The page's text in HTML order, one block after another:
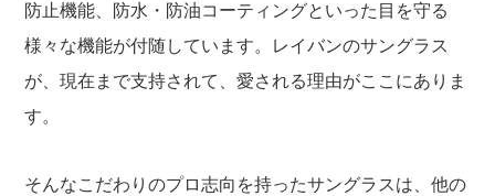
防止機能、防水・防油コーティングといった目を守る
様々な機能が付随しています。レイバンのサングラス
が、現在まで支持されて、愛される理由がここにありま
す。
そんなこだわりのプロ志向を持ったサングラスは、他の